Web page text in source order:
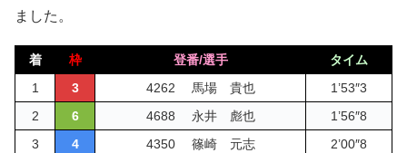
ました。
着 枠 登番/選手
タイム
1
3 4262 馬場 貴也
1’53″3
2
6 4688 永井 彪也
1’56″8
3
4 4350 篠崎 元志
2’00″8